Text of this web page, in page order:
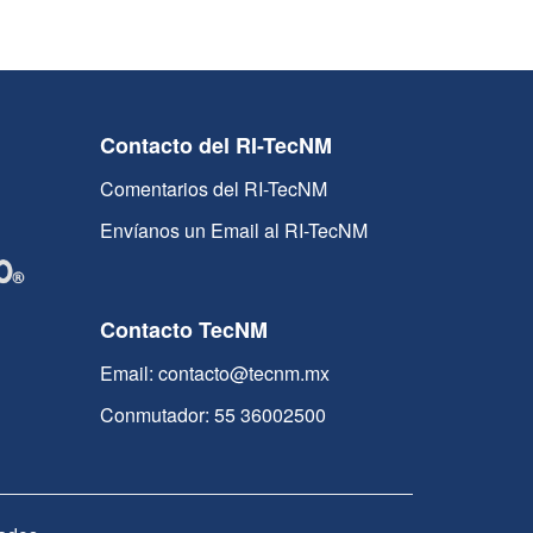
Contacto del RI-TecNM
Comentarios del RI-TecNM
Envíanos un Email al RI-TecNM
Contacto TecNM
Email: contacto@tecnm.mx
Conmutador: 55 36002500